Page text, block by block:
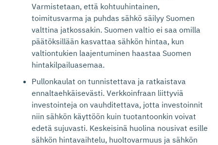
Varmistetaan, että kohtuuhintainen,
toimitusvarma ja puhdas sähkö säilyy Suomen
valttina jatkossakin. Suomen valtio ei saa omilla
päätöksillään kasvattaa sähkön hintaa, kun
valtiontukien laajentuminen haastaa Suomen
hintakilpailuasemaa.
Pullonkaulat on tunnistettava ja ratkaistava
ennaltaehkäisevästi. Verkkoinfraan liittyviä
investointeja on vauhditettava, jotta investoinnit
niin sähkön käyttöön kuin tuotantoonkin voivat
edetä sujuvasti. Keskeisinä huolina nousivat esille
sähkön hintavaihtelu, huoltovarmuus ja sähkön